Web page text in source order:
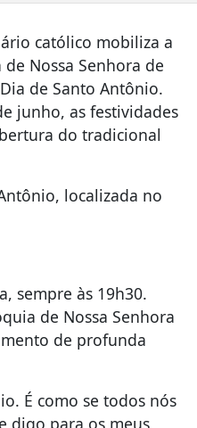
católico mobiliza a
Nossa Senhora de
de Santo Antônio.
junho, as festividades
do tradicional
localizada no
sempre às 19h30.
de Nossa Senhora
de profunda
É como se todos nós
digo para os meus